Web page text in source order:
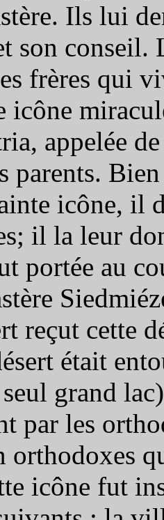
Ils lui
son conseil.
frères qui
icône
appelée
parents.
icône, il
il la leur
portée au
reçut cette
était
grand
par les
orthodoxes
icône fut